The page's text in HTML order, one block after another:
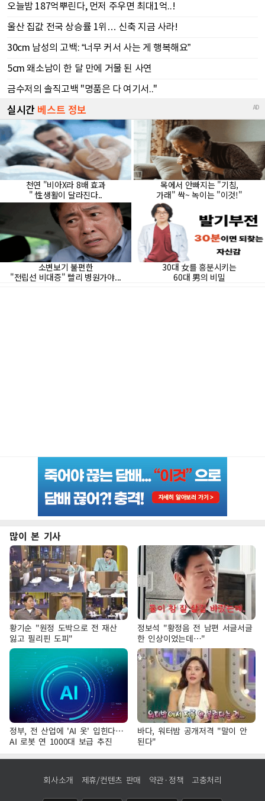
많이 본 기사
황기순 "원정 도박으로 전 재산
잃고 필리핀 도피"
정보석 "황정음 전 남편 서글서글
한 인상이었는데…"
정부, 전 산업에 'AI 옷' 입힌다…
AI 로봇 연 1000대 보급 추진
바다, 워터밤 공개저격 "말이 안
된다"
회사소개 제휴/컨텐츠 판매 약관·정책 고충처리